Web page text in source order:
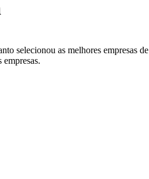
selecionou as melhores empresas de
empresas.